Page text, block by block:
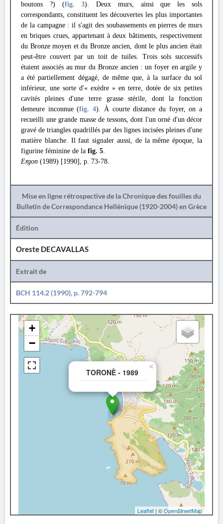
boutons ?) (fig. 3). Deux murs, ainsi que les sols
correspondants, constituent les découvertes les plus importantes
de la campagne : il s'agit des soubassements en pierres de murs
en briques crues, appartenant à deux bâtiments, respectivement
du Bronze moyen et du Bronze ancien, dont le plus ancien était
peut-être couvert par un toit de tuiles. Trois sols successifs
étaient associés au mur du Bronze ancien : un foyer en argile y
a été partiellement dégagé, de même que, à la surface du sol
inférieur, une sorte d'« exèdre » en terre, dotée de six petites
cavités pleines d'une terre grasse stérile, dont la fonction
demeure inconnue (fig. 4). À courte distance du foyer, on a
recueilli une grande masse de tessons, dont l'un orné d'un décor
gravé de triangles quadrillés par des lignes incisées pleines d'une
matière blanche. Il faut signaler aussi, de la même époque, la
figurine féminine de la fig. 5.
Ergon (1989) [1990], p. 73-78.
Mise en ligne rétrospective de la Chronique des fouilles du
Bulletin de Correspondance Hellénique (1920-2004) en Grèce
Édition
Oreste DECAVALLAS
Extrait de
BCH 114.2 (1990), p. 792-794
TORONÈ - 1989
×
+
−
Leaflet | ©OpenStreetMap